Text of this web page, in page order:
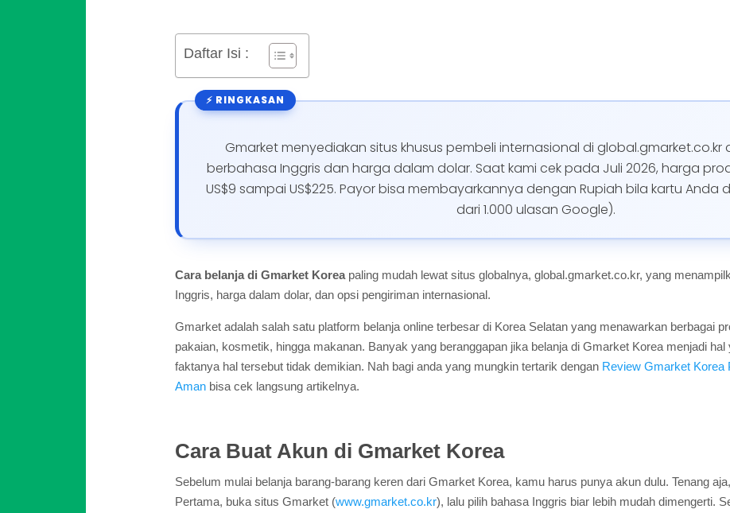
Daftar Isi :
Gmarket menyediakan situs khusus pembeli internasional di
berbahasa Inggris dan harga dalam dolar. Saat kami cek pada Juli 2026, harga
US$9 sampai US$225. Payor bisa membayarkannya dengan Rupiah bila kartu Anda
dari 1.000 ulasan Google).
Cara belanja di Gmarket Koreapaling mudah lewat situs globalnya, global.gmarket.co.kr, yang
Inggris, harga dalam dolar, dan opsi pengiriman internasional.
Gmarket adalah salah satu platform belanja online terbesar di Korea Selatan yang menawarkan berbagai
pakaian, kosmetik, hingga makanan. Banyak yang beranggapan jika belanja di Gmarket Korea menjadi
faktanya hal tersebut tidak demikian. Nah bagi anda yang mungkin tertarik dengan Review Gmarket Korea
Aman bisa cek langsung artikelnya.
Cara Buat Akun di Gmarket Korea
Sebelum mulai belanja barang-barang keren dari Gmarket Korea, kamu harus punya akun dulu. Tenang
Pertama, buka situs Gmarket (www.gmarket.co.kr), lalu pilih bahasa Inggris biar lebih mudah dimengerti.